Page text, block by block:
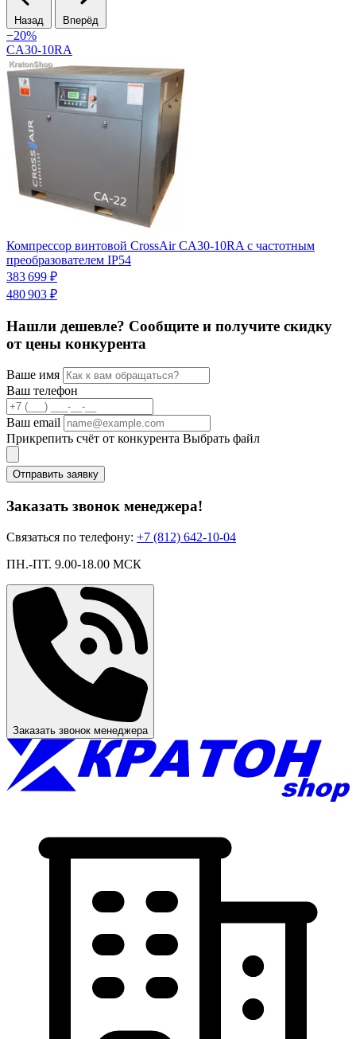
Назад Вперёд
−20%
CA30-10RA
Компрессор винтовой CrossAir CA30-10RA с частотным
преобразователем IP54
383 699 ₽
480 903 ₽
Нашли дешевле? Сообщите и получите скидку
от цены конкурента
Ваше имя
Ваш телефон
Ваш email
Прикрепить счёт от конкурента Выбрать файл
Отправить заявку
Заказать звонок менеджера!
Связаться по телефону: +7 (812) 642-10-04
ПН.-ПТ. 9.00-18.00 МСК
Заказать звонок менеджера